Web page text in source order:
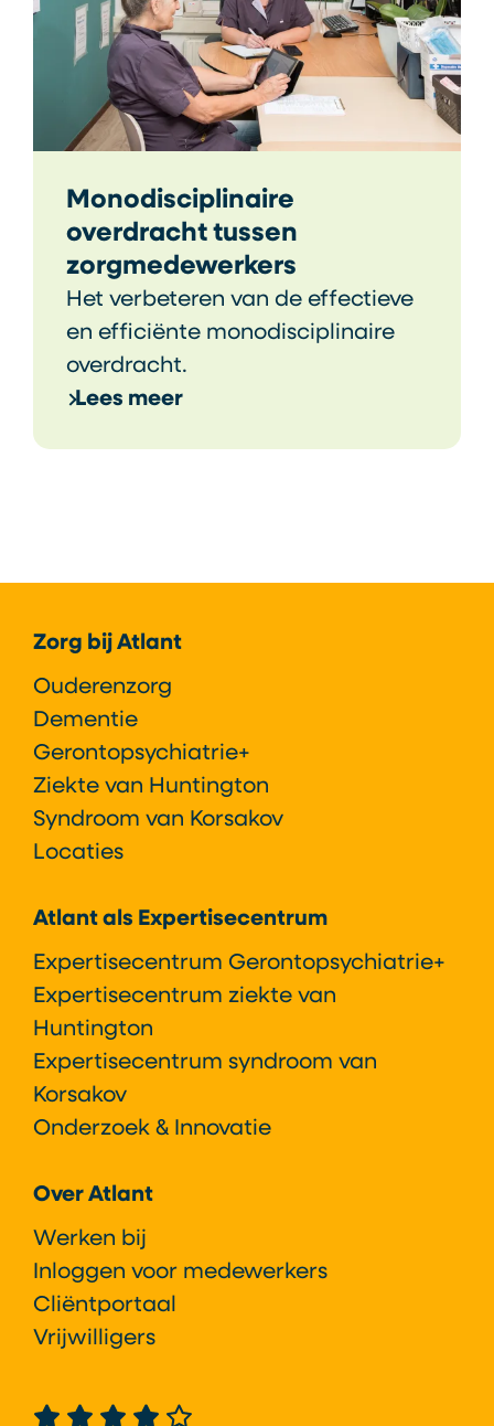
Monodisciplinaire
overdracht tussen
zorgmedewerkers
Het verbeteren van de effectieve
en efficiënte monodisciplinaire
overdracht.
Lees meer
Zorg bij Atlant
Ouderenzorg
Dementie
Gerontopsychiatrie+
Ziekte van Huntington
Syndroom van Korsakov
Locaties
Atlant als Expertisecentrum
Expertisecentrum Gerontopsychiatrie+
Expertisecentrum ziekte van
Huntington
Expertisecentrum syndroom van
Korsakov
Onderzoek & Innovatie
Over Atlant
Werken bij
Inloggen voor medewerkers
Cliëntportaal
Vrijwilligers